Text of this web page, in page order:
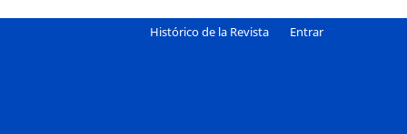
Histórico de la Revista Entrar